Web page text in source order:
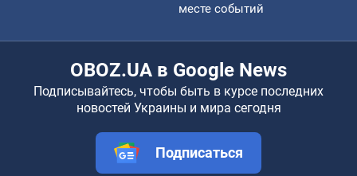
месте событий
OBOZ.UA в Google News
Подписывайтесь, чтобы быть в курсе последних
новостей Украины и мира сегодня
Подписаться